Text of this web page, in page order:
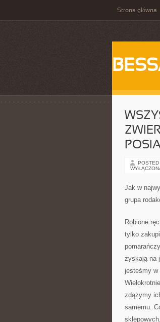
Strona główna
POSTED
Jak w
grupa
Robione
tylko
zyskają na
jesteśmy w
zdążymy
samemu.